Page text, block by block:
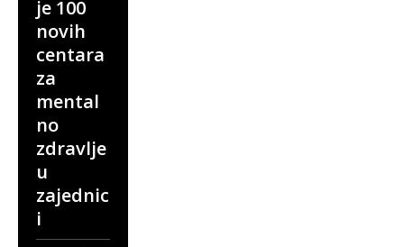
je 100
novih
centara
za
mental
no
zdravlje
u
zajednic
i